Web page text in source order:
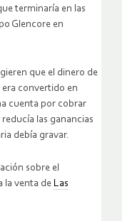
terminaría en las
Glencore en
que el dinero de
convertido en
cuenta por cobrar
las ganancias
debía gravar.
sobre el
la venta de Las